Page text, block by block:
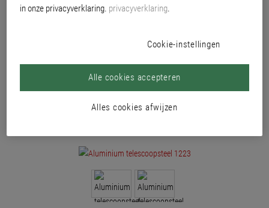
in onze privacyverklaring. privacyverklaring.
Cookie-instellingen
Alles cookies afwijzen
Alle cookies accepteren